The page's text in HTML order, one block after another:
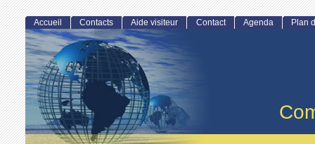
Accueil Contacts Aide visiteur Contact Agenda Plan